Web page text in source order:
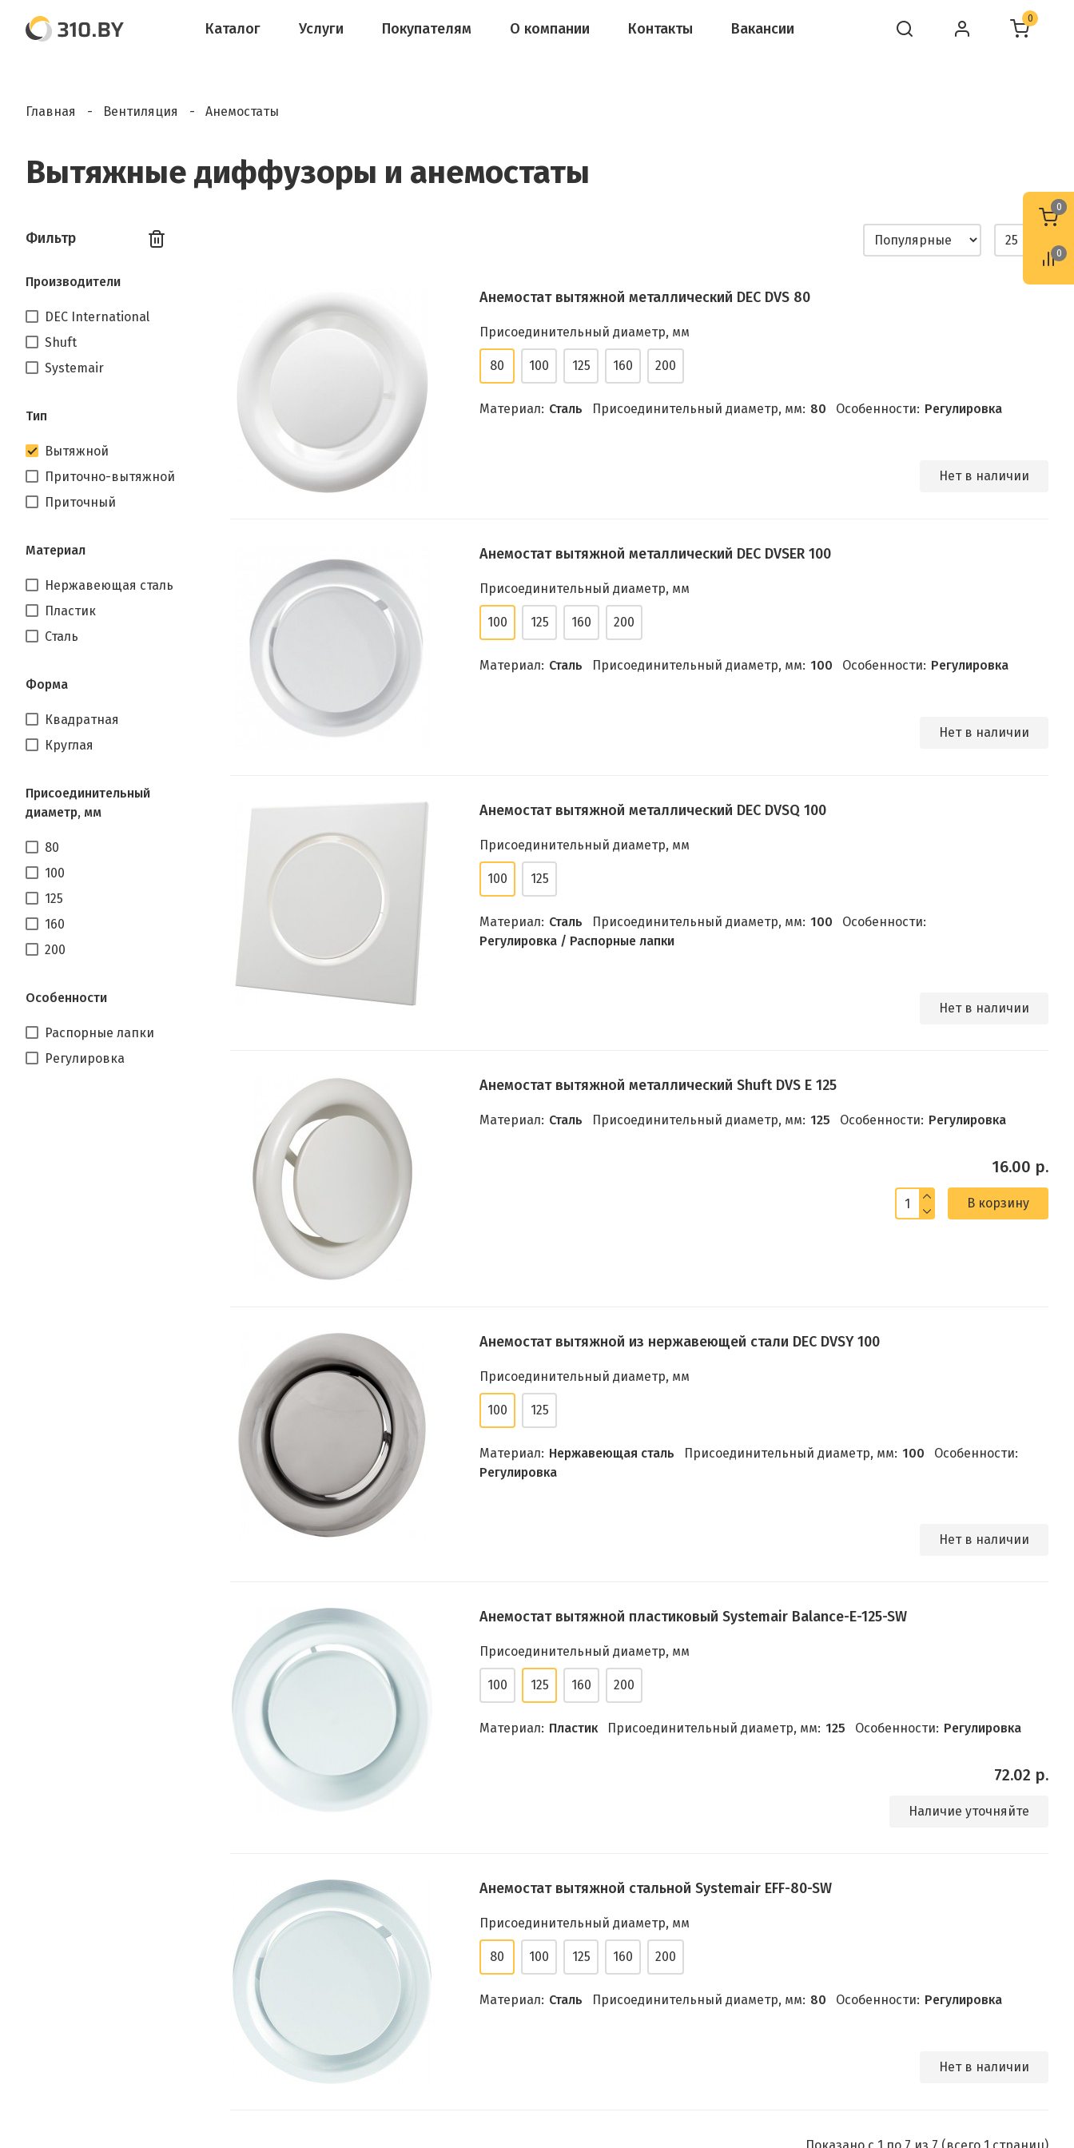
Каталог Услуги Покупателям О компании Контакты Вакансии
0
Главная Вентиляция Анемостаты
Вытяжные диффузоры и анемостаты
Фильтр
Производители
DEC International
Shuft
Systemair
Присоединительный
диаметр, мм
80
100
125
160
200
Тип
Вытяжной
Приточно-вытяжной
Приточный
Форма
Квадратная
Круглая
Материал
Нержавеющая сталь
Пластик
Сталь
Особенности
Распорные лапки
Регулировка
Анемостат вытяжной металлический DEC DVS 80
Присоединительный диаметр, мм
80 100 125 160 200
Материал: Сталь Присоединительный диаметр, мм: 80 Особенности: Регулировка
Нет в наличии
Анемостат вытяжной металлический DEC DVSER 100
Присоединительный диаметр, мм
100 125 160 200
Материал: Сталь Присоединительный диаметр, мм: 100 Особенности: Регулировка
Нет в наличии
Анемостат вытяжной металлический DEC DVSQ 100
Присоединительный диаметр, мм
100 125
Материал: Сталь Присоединительный диаметр, мм: 100
Особенности:
Регулировка / Распорные лапки
Нет в наличии
Анемостат вытяжной металлический Shuft DVS E 125
Материал: Сталь Присоединительный диаметр, мм: 125 Особенности: Регулировка
16.00 р.
В корзину
Анемостат вытяжной из нержавеющей стали DEC DVSY 100
Присоединительный диаметр, мм
100 125
Материал: Нержавеющая сталь Присоединительный диаметр, мм: 100
Особенности:
Регулировка
Нет в наличии
Анемостат вытяжной пластиковый Systemair Balance-E-125-SW
Присоединительный диаметр, мм
100 125 160 200
Материал: Пластик Присоединительный диаметр, мм: 125 Особенности: Регулировка
72.02 р.
Наличие уточняйте
Анемостат вытяжной стальной Systemair EFF-80-SW
Присоединительный диаметр, мм
80 100 125 160 200
Материал: Сталь Присоединительный диаметр, мм: 80 Особенности: Регулировка
Нет в наличии
0
0
0